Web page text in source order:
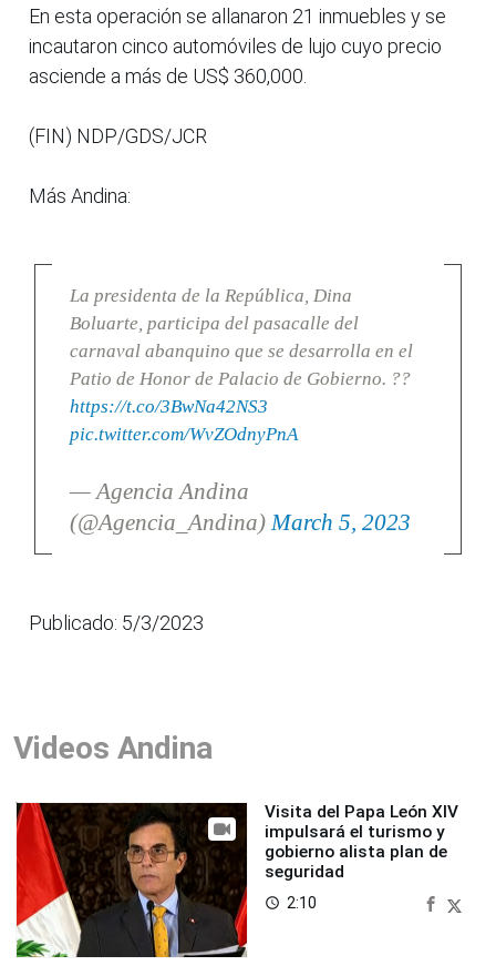
En esta operación se allanaron 21 inmuebles y se
incautaron cinco automóviles de lujo cuyo precio
asciende a más de US$ 360,000.
(FIN) NDP/GDS/JCR
Más Andina:
La presidenta de la República, Dina
Boluarte, participa del pasacalle del
carnaval abanquino que se desarrolla en el
Patio de Honor de Palacio de Gobierno. ??
https://t.co/3BwNa42NS3
pic.twitter.com/WvZOdnyPnA
— Agencia Andina
(@Agencia_Andina) March 5, 2023
Publicado: 5/3/2023
Videos Andina
Visita del Papa León XIV
impulsará el turismo y
gobierno alista plan de
seguridad
access_time 2:10